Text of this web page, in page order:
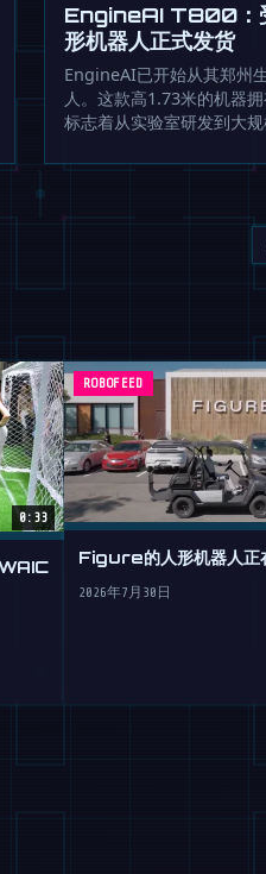
EngineAI T800：
形机器人正式发货
EngineAI已开始从其郑州
人。这款高1.73米的机器
标志着从实验室研发到大规
0:33
ROBOFEED
Figure的人形机器人正
2026年7月30日